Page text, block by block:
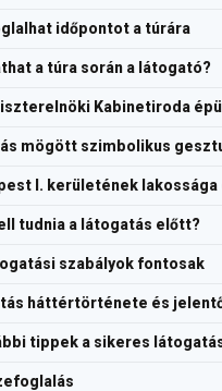
időpontot a túrára
a túra során a látogató?
Kabinetiroda
mögött szimbolikus
I. kerületének
tudnia a látogatás előtt?
szabályok fontosak
háttértörténete és
tippek a sikeres